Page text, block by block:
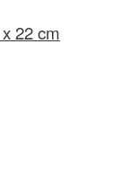
22 cm